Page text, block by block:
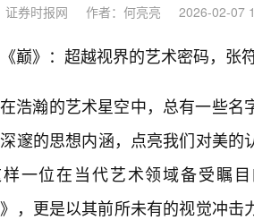
证券时报网 作者：何亮亮 2026-02-07
《巅》：超越视界的艺术密码，
在浩瀚的艺术星空中，总有一些名
邃的思想内涵，点亮我们对美
样一位在当代艺术领域备受瞩
》，更是以其前所未有的视觉冲